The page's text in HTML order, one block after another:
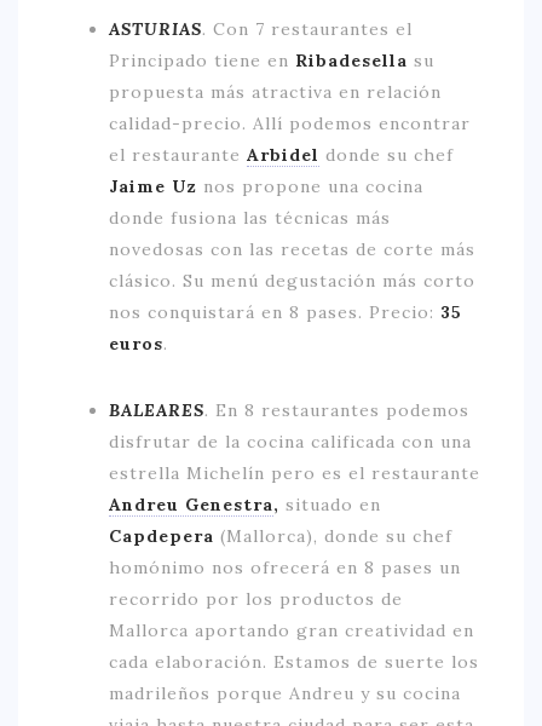
ASTURIAS. Con 7 restaurantes el
Principado tiene en Ribadesella su
propuesta más atractiva en relación
calidad-precio. Allí podemos encontrar
el restaurante Arbidel donde su chef
Jaime Uz nos propone una cocina
donde fusiona las técnicas más
novedosas con las recetas de corte más
clásico. Su menú degustación más corto
nos conquistará en 8 pases. Precio: 35
euros.
BALEARES. En 8 restaurantes podemos
disfrutar de la cocina calificada con una
estrella Michelín pero es el restaurante
Andreu Genestra, situado en
Capdepera (Mallorca), donde su chef
homónimo nos ofrecerá en 8 pases un
recorrido por los productos de
Mallorca aportando gran creatividad en
cada elaboración. Estamos de suerte los
madrileños porque Andreu y su cocina